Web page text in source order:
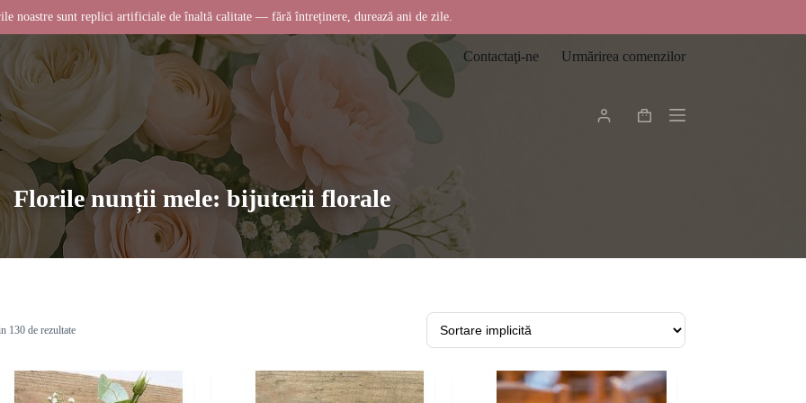
noastre sunt replici artificiale de înaltă calitate — fără întreținere, durează ani de zile.
Contactaţi-ne Urmărirea comenzilor
Coș
Florile nunții mele: bijuterii florale
130 de rezultate